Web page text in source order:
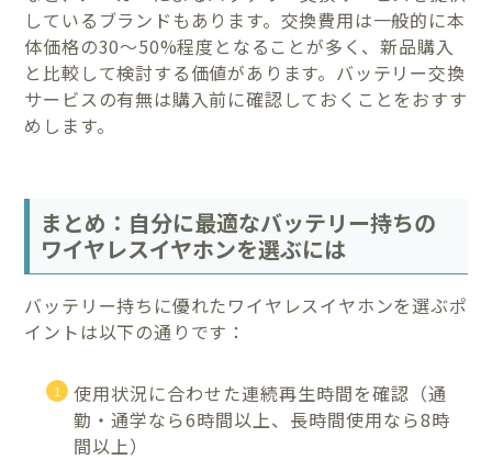
しているブランドもあります。交換費用は一般的に本
体価格の30〜50%程度となることが多く、新品購入
と比較して検討する価値があります。バッテリー交換
サービスの有無は購入前に確認しておくことをおすす
めします。
まとめ：自分に最適なバッテリー持ちの
ワイヤレスイヤホンを選ぶには
バッテリー持ちに優れたワイヤレスイヤホンを選ぶポ
イントは以下の通りです：
使用状況に合わせた連続再生時間を確認（通
勤・通学なら6時間以上、長時間使用なら8時
間以上）